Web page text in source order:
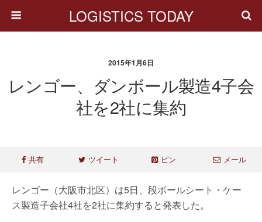
LOGISTICS TODAY
2015年1月6日
レンゴー、ダンボール製造4子会
社を2社に集約
共有 ツイート ピン メール
レンゴー（大阪市北区）は5日、段ボールシート・ケー
ス製造子会社4社を2社に集約すると発表した。